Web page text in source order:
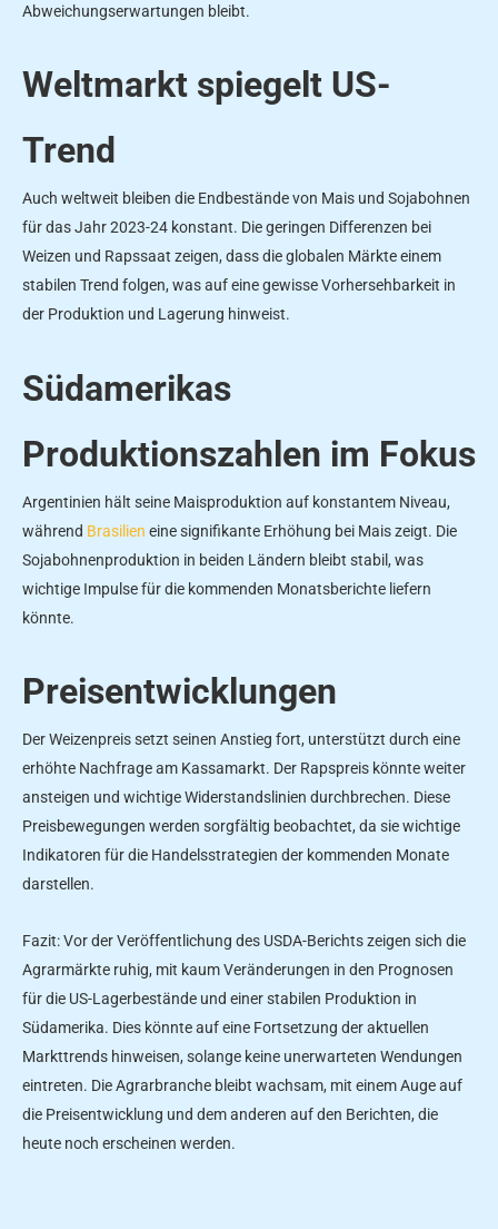
Abweichungserwartungen bleibt.
Weltmarkt spiegelt US-
Trend
Auch weltweit bleiben die Endbestände von Mais und Sojabohnen
für das Jahr 2023-24 konstant. Die geringen Differenzen bei
Weizen und Rapssaat zeigen, dass die globalen Märkte einem
stabilen Trend folgen, was auf eine gewisse Vorhersehbarkeit in
der Produktion und Lagerung hinweist.
Südamerikas
Produktionszahlen im Fokus
Argentinien hält seine Maisproduktion auf konstantem Niveau,
während Brasilien eine signifikante Erhöhung bei Mais zeigt. Die
Sojabohnenproduktion in beiden Ländern bleibt stabil, was
wichtige Impulse für die kommenden Monatsberichte liefern
könnte.
Preisentwicklungen
Der Weizenpreis setzt seinen Anstieg fort, unterstützt durch eine
erhöhte Nachfrage am Kassamarkt. Der Rapspreis könnte weiter
ansteigen und wichtige Widerstandslinien durchbrechen. Diese
Preisbewegungen werden sorgfältig beobachtet, da sie wichtige
Indikatoren für die Handelsstrategien der kommenden Monate
darstellen.
Fazit: Vor der Veröffentlichung des USDA-Berichts zeigen sich die
Agrarmärkte ruhig, mit kaum Veränderungen in den Prognosen
für die US-Lagerbestände und einer stabilen Produktion in
Südamerika. Dies könnte auf eine Fortsetzung der aktuellen
Markttrends hinweisen, solange keine unerwarteten Wendungen
eintreten. Die Agrarbranche bleibt wachsam, mit einem Auge auf
die Preisentwicklung und dem anderen auf den Berichten, die
heute noch erscheinen werden.